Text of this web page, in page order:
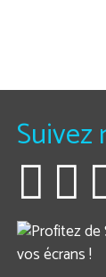
Suivez